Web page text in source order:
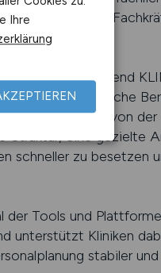
qualifizierte
ist. Während
für klinische
besonders von der
Struktur, eine gezielte
schneller zu besetzen
der Tools und
unterstützt Kliniken
stabiler und
Ihre